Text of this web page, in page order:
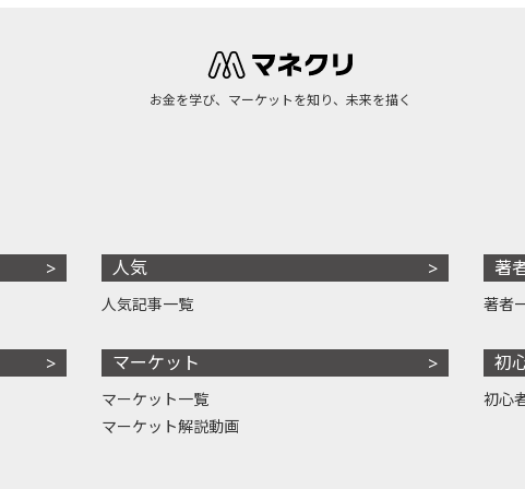
お金を学び、マーケットを知り、未来を描く
人気
人気記事一覧
マーケット
マーケット一覧
マーケット解説動画
著
著者
初
初心